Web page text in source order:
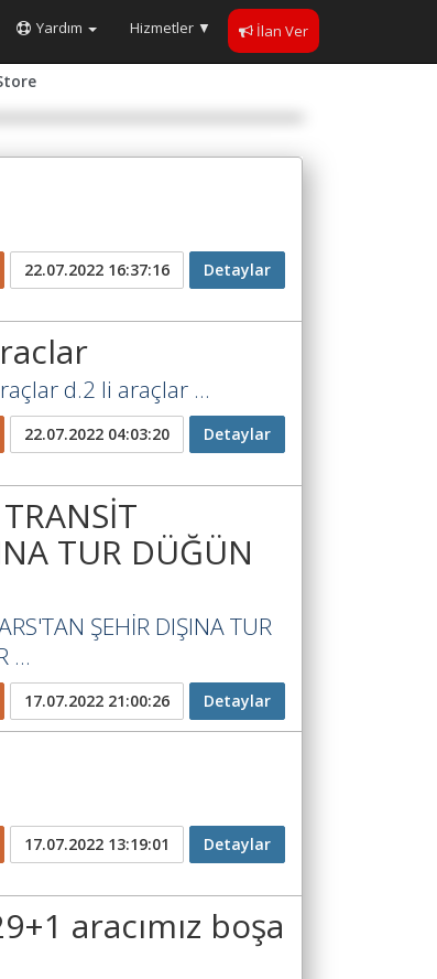
Yardım Hizmetler ▼ İlan Ver
22.07.2022 16:37:16 Detaylar
d.2 li araçlar ...
22.07.2022 04:03:20 Detaylar
TUR DÜĞÜN
ŞEHİR DIŞINA TUR
...
17.07.2022 21:00:26 Detaylar
17.07.2022 13:19:01 Detaylar
aracımız boşa